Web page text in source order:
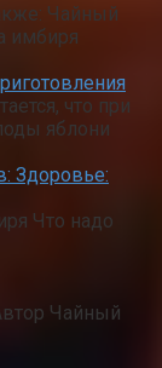
Чайный
имбиря
что при
яблони
Здоровье:
Что надо
Чайный